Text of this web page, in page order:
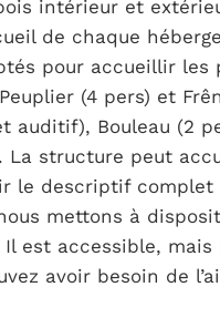
intérieur et
de chaque
pour accueillir
(4 pers) et
auditif), Bouleau (2
La structure peut
le descriptif
mettons à
Il est accessible,
avoir besoin de